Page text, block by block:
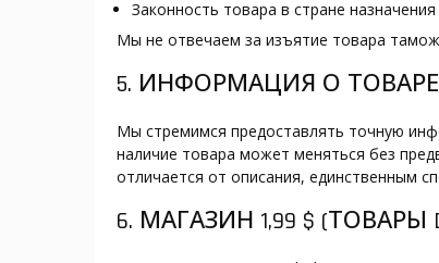
Законность товара в стране назначения
Мы не отвечаем за изъятие товара
5. ИНФОРМАЦИЯ О
Мы стремимся предоставлять точную
наличие товара может меняться без
отличается от описания, единственным
6. МАГАЗИН 1,99 $ (ТОВАРЫ